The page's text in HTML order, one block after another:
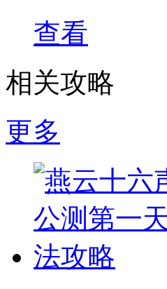
查看
相关攻略
更多